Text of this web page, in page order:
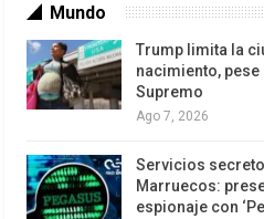
Mundo
Trump limita la
nacimiento, pese
Supremo
Ago 7, 2026
Servicios
Marruecos:
espionaje con